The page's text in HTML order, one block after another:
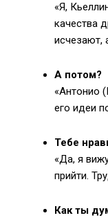
«Я,
качества
исчезают,
А потом?
«Антонио
его идеи
Тебе
«Да, я
прийти.
Как ты